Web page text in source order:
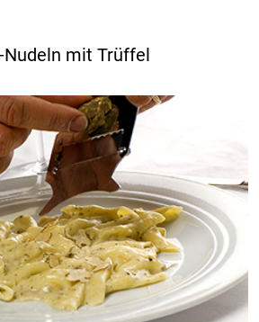
Nudeln mit Trüffel